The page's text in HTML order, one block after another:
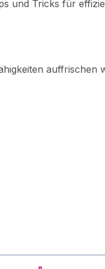
und Tricks für
auffrischen